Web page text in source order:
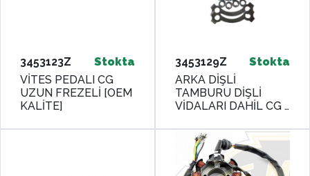
3453123Z
Stokta
VİTES PEDALI CG
UZUN FREZELİ [OEM
KALİTE]
3453129Z
Stokta
ARKA DİŞLİ
TAMBURU DİŞLİ
VİDALARI DAHİL CG -